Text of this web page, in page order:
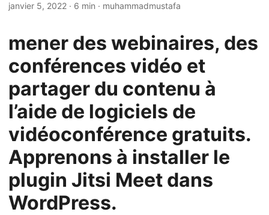
n
janvier 5, 2022 · 6 min · muhammadmustafa
mener des webinaires, des
conférences vidéo et
partager du contenu à
l’aide de logiciels de
vidéoconférence gratuits.
Apprenons à installer le
plugin Jitsi Meet dans
WordPress.